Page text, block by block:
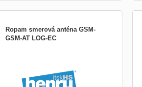
Ropam smerová anténa GSM-
GSM-AT LOG-EC
RG58, FSI-F Žeraviace kolík - stabilita bez
ohľadu na počasie. Farba: biela Pre
vonkajšiu inštaláciu na steny, stĺpy.